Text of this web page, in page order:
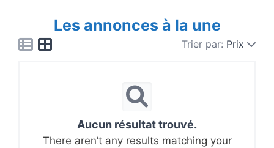
Les annonces à la une
Trier par: Prix
Aucun résultat trouvé.
There aren’t any results matching your